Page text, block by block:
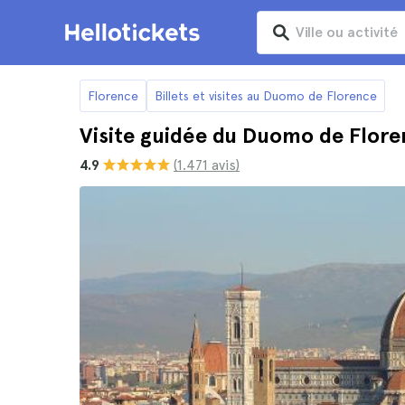
Florence Billets et visites au Duomo de Florence
Visite guidée du Duomo de
4.9 (1.471 avis)